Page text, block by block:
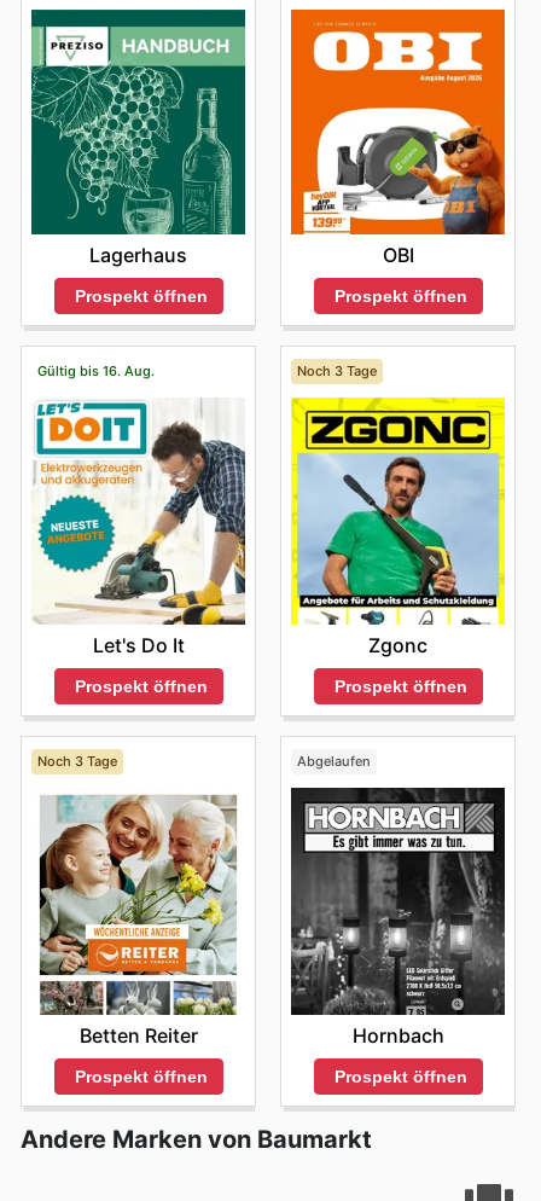
unschlagbare Vorteile abgerundet. Sie profitieren von
durchwegs wettbewerbsfähigen Preisen, dem sicheren
Gefühl, ausschließlich authentische Markenware zu
erwerben, und regelmäßigen Sale-Aktionen, die das
Budget schonen. Es lohnt sich daher, die neuesten
Angebote auf der Webseite zu durchstöbern und sich
über Neuzugänge sowie zeitlich begrenzte Rabatte auf
dem Laufenden zu halten.
Finden Sie Ihre Lieblingsmarken bei Weltbild –
entdecken Sie noch heute die Online-Angebote.
Lagerhaus
Prospekt öffnen
OBI
Prospekt öffnen
Gültig bis 16. Aug.
Let's Do It
Prospekt öffnen
Noch 3 Tage
Zgonc
Prospekt öffnen
Noch 3 Tage
Betten Reiter
Prospekt öffnen
Abgelaufen
Hornbach
Prospekt öffnen
Andere Marken von Baumarkt